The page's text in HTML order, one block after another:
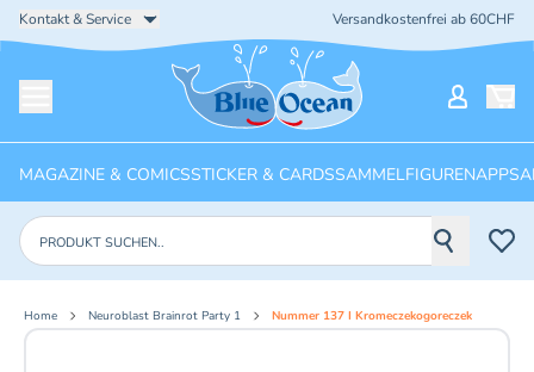
Kontakt & Service Versandkostenfrei ab 60CHF
Startseite
MAGAZINE & COMICSSTICKER & CARDSSAMMELFIGURENAPPS
Produkte suchen
Home Neuroblast Brainrot Party 1 Nummer 137 I Kromeczekogoreczek